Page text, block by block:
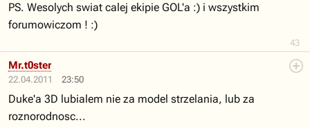
43
PS. Wesolych swiat calej ekipie GOL'a :) i wszystkim
forumowiczom ! :)
22.04.2011 23:50
Mr.t0ster
Duke'a 3D lubialem nie za model strzelania, lub za
roznorodnosc...